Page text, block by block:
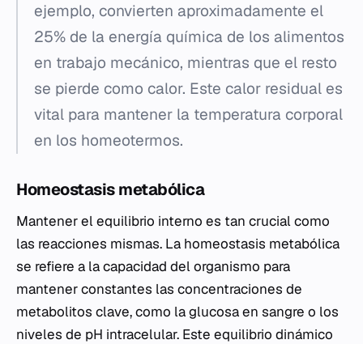
ejemplo, convierten aproximadamente el
25% de la energía química de los alimentos
en trabajo mecánico, mientras que el resto
se pierde como calor. Este calor residual es
vital para mantener la temperatura corporal
en los homeotermos.
Homeostasis metabólica
Mantener el equilibrio interno es tan crucial como
las reacciones mismas. La homeostasis metabólica
se refiere a la capacidad del organismo para
mantener constantes las concentraciones de
metabolitos clave, como la glucosa en sangre o los
niveles de pH intracelular. Este equilibrio dinámico